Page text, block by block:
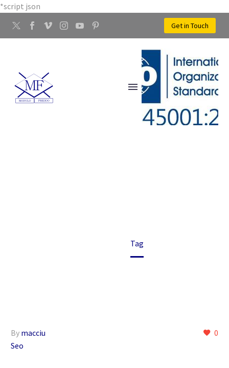
*script json
Get in Touch
Tag
0
By macciu
Seo